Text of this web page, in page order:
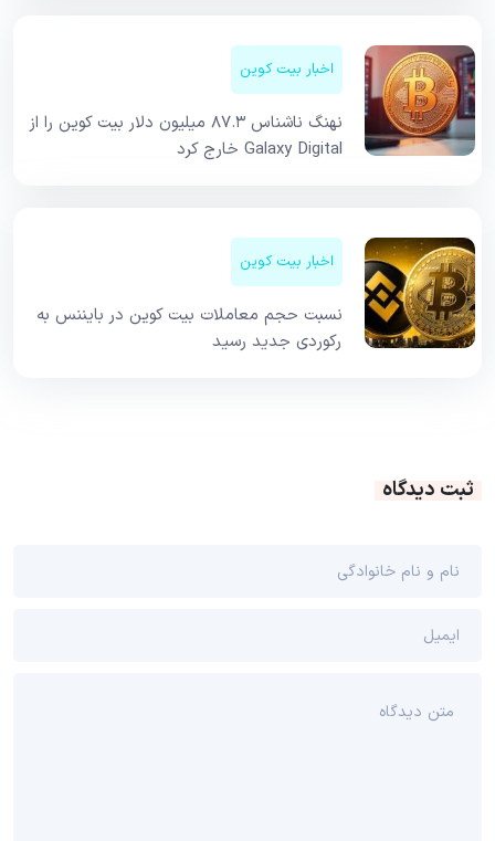
اخبار بیت کوین
نهنگ ناشناس ۸۷.۳ میلیون دلار بیت کوین را از
Galaxy Digital خارج کرد
اخبار بیت کوین
نسبت حجم معاملات بیت کوین در بایننس به
رکوردی جدید رسید
ثبت دیدگاه